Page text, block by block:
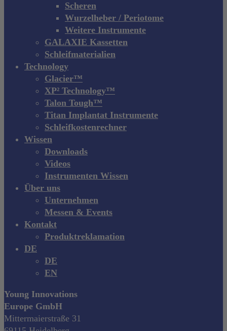
Scheren
Wurzelheber / Periotome
Weitere Instrumente
GALAXIE Kassetten
Schleifmaterialien
Technology
Glacier™
XP² Technology™
Talon Tough™
Titan Implantat Instrumente
Schleifkostenrechner
Wissen
Downloads
Videos
Instrumenten Wissen
Über uns
Unternehmen
Messen & Events
Kontakt
Produktreklamation
DE
DE
EN
Young Innovations
Europe GmbH
Mittermaierstraße 31